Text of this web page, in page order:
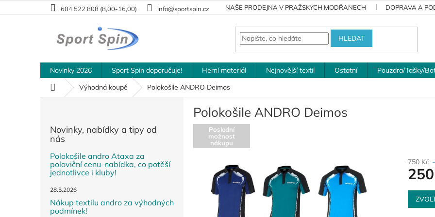
na
604 522 808 (8,00-16,00) info@sportspin.cz NAŠE PRODEJNA V PRAŽSKÝCH MODŘANECH DOPRAVA A
HLEDAT
Novinky 2026 Sport Spin doporučuje! Herní materiál Nejnovější textil Ostatní Pouzdra/Tašky/
Domů Výhodná koupě Polokošile ANDRO Deimos
Novinky, nabídky a tipy od
nás
Polokošile andro Ataxa za
poloviční cenu-nabídka, co potěší
jednotlivce i kluby!
28.5.2026
Nákup textilu andro za výhodných
podmínek!
Polokošile ANDRO Deimos
Poslední
možnost
nákupu
750 Kč
Měrná
cena: